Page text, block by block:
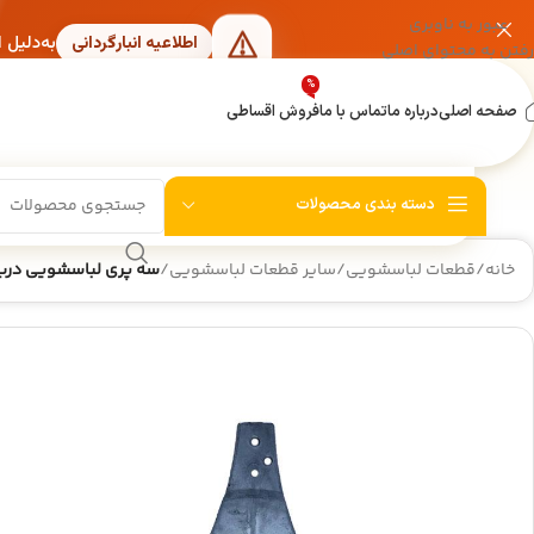
عبور به ناوبری
رفتن به محتوای اصلی
اطلاعیه انبارگردانی
صفحه اصلیدرباره ماتماس با مافروش اقساطی
%
دسته بندی محصولات
خانه/قطعات لباسشویی/سایر قطعات لباسشویی/سه پری لباسشویی